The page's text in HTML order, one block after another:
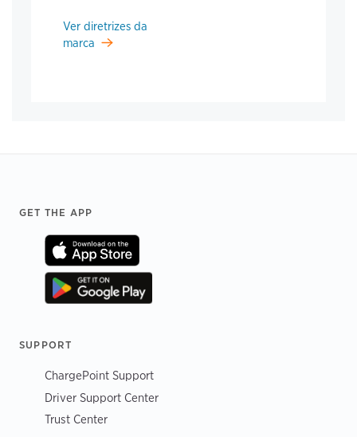
Ver diretrizes da
marca
Footer
GET THE APP
SUPPORT
ChargePoint Support
Driver Support Center
Trust Center